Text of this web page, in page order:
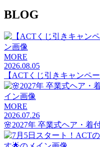
BLOG
MORE
2026.08.05
【ACTくじ引きキャンペ
MORE
2026.07.26
🌸2027年 卒業式ヘア・着